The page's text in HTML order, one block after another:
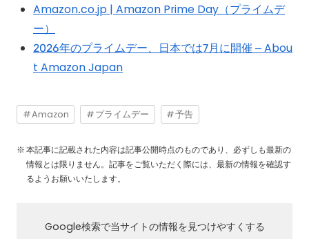
Amazon.co.jp | Amazon Prime Day（プライムデ
ー）
2026年のプライムデー、日本では7月に開催 – Abou
t Amazon Japan
Amazon プライムデー 予告
本記事に記載された内容は記事公開時点のものであり、必ずしも最新の
情報とは限りません。記事をご覧いただく際には、最新の情報を確認す
るようお願いいたします。
Google検索で当サイトの情報を見つけやすくする